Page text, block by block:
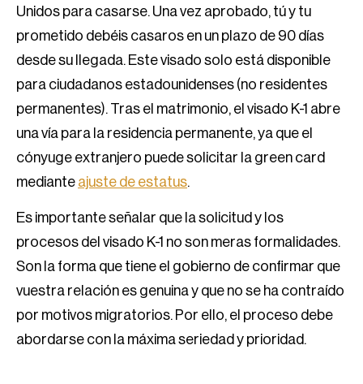
Unidos para casarse. Una vez aprobado, tú y tu
prometido debéis casaros en un plazo de 90 días
desde su llegada. Este visado solo está disponible
para ciudadanos estadounidenses (no residentes
permanentes). Tras el matrimonio, el visado K-1 abre
una vía para la residencia permanente, ya que el
cónyuge extranjero puede solicitar la green card
mediante ajuste de estatus.
Es importante señalar que la solicitud y los
procesos del visado K-1 no son meras formalidades.
Son la forma que tiene el gobierno de confirmar que
vuestra relación es genuina y que no se ha contraído
por motivos migratorios. Por ello, el proceso debe
abordarse con la máxima seriedad y prioridad.